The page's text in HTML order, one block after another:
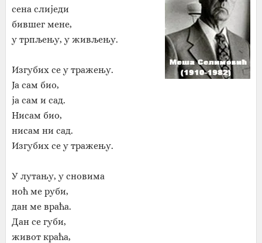
сена слиједи
бившег мене,
у трпљењу, у живљењу.
Изгубих се у тражењу.
Ја сам био,
ја сам и сад.
Нисам био,
нисам ни сад.
Изгубих се у тражењу.
У лутању, у сновима
ноћ ме руби,
дан ме враћа.
Дан се губи,
живот краћа,